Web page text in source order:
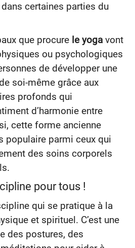
certaines parties du
que procure le yoga vont
ou psychologiques
de développer une
soi-même grâce aux
profonds qui
d’harmonie entre
cette forme ancienne
populaire parmi ceux qui
des soins corporels
pour tous !
qui se pratique à la
et spirituel. C’est une
des postures, des